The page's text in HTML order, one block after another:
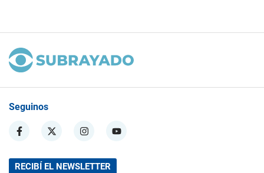
Seguinos
RECIBÍ EL NEWSLETTER